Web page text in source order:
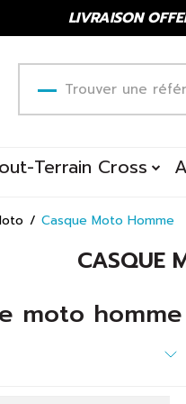
LIVRAISON
Terrain Cross
Casque Moto Homme
CASQUE
moto
rapidement un casque
rien sans une bonne